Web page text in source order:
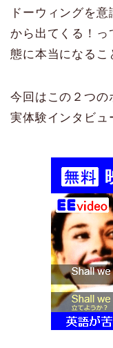
ドーウィングを
から出てくる！っ
態に本当になるこ
今回はこの２つの
実体験インタビュ